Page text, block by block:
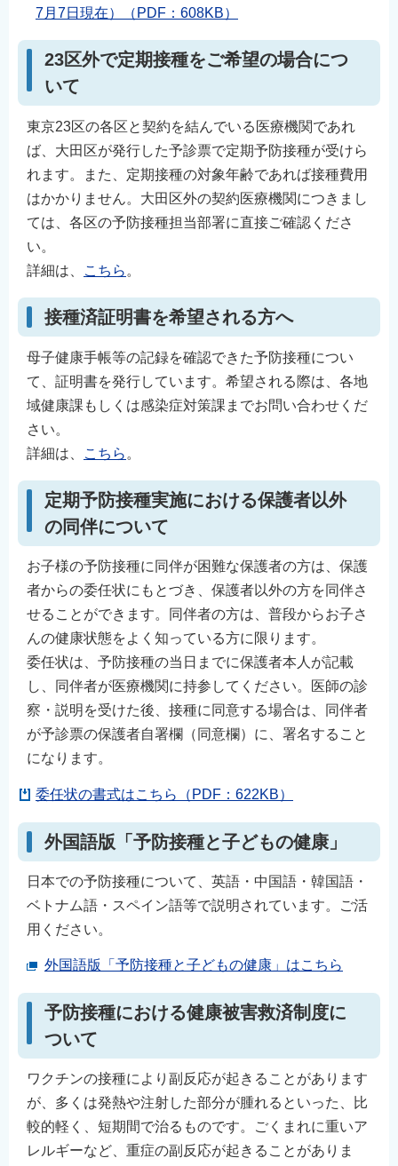
7月7日現在）（PDF：608KB）
23区外で定期接種をご希望の場合につ
いて
東京23区の各区と契約を結んでいる医療機関であれ
ば、大田区が発行した予診票で定期予防接種が受けら
れます。また、定期接種の対象年齢であれば接種費用
はかかりません。大田区外の契約医療機関につきまし
ては、各区の予防接種担当部署に直接ご確認くださ
い。
詳細は、
こちら 。
接種済証明書を希望される方へ
母子健康手帳等の記録を確認できた予防接種につい
て、証明書を発行しています。希望される際は、各地
域健康課もしくは感染症対策課までお問い合わせくだ
さい。
詳細は、
こちら 。
定期予防接種実施における保護者以外
の同伴について
お子様の予防接種に同伴が困難な保護者の方は、保護
者からの委任状にもとづき、保護者以外の方を同伴さ
せることができます。同伴者の方は、普段からお子さ
んの健康状態をよく知っている方に限ります。
委任状は、予防接種の当日までに保護者本人が記載
し、同伴者が医療機関に持参してください。医師の診
察・説明を受けた後、接種に同意する場合は、同伴者
が予診票の保護者自署欄（同意欄）に、署名すること
になります。
委任状の書式はこちら（PDF：622KB）
外国語版「予防接種と子どもの健康」
日本での予防接種について、英語・中国語・韓国語・
ベトナム語・スペイン語等で説明されています。ご活
用ください。
外国語版「予防接種と子どもの健康」はこちら
予防接種における健康被害救済制度に
ついて
ワクチンの接種により副反応が起きることがあります
が、多くは発熱や注射した部分が腫れるといった、比
較的軽く、短期間で治るものです。ごくまれに重いア
レルギーなど、重症の副反応が起きることがありま